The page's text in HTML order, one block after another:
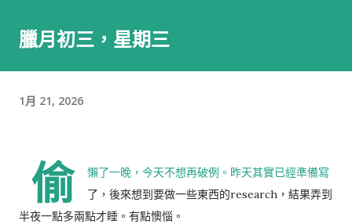
臘月初三，星期三
1月 21, 2026
偷
懶了一晚，今天不想再破例。昨天其實已經準備寫
了，後來想到要做一些東西的research，結果弄到
半夜一點多兩點才睡。有點懊惱。